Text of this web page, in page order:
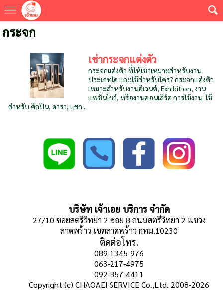
กระจก
เช่ากระจกแต่งตัว
กระจกแต่งตัว ที่ให้เช่าเหมาะสำหรับงาน
ประเภทใด และใช้สำหรับใคร? กระจกแต่งตัว
เหมาะสำหรับงานอีเวนต์, Exhibition, งาน
แฟชั่นโชว์, หรืองานคอนเสิร์ต การใช้งาน: ใช้
สำหรับ ศิลปิน, ดารา, แขก...
บริษัท เจ้าเอย บริการ จำกัด
27/10 ซอยสตรีวิทยา 2 ซอย 8 ถนนสตรีวิทยา 2 แขวง
ลาดพร้าว เขตลาดพร้าว กทม.10230
ติดต่อโทร.
089-1345-976
063-217-4975
092-857-4411
Copyright (c) CHAOAEI SERVICE Co.,Ltd. 2008-2026